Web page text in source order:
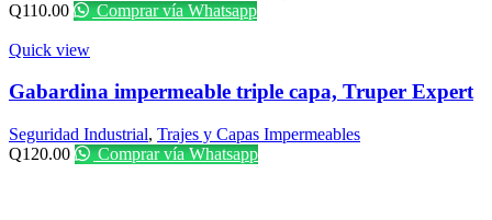
Q110.00 Comprar vía Whatsapp
Quick view
Gabardina impermeable triple capa, Truper Expert
Seguridad Industrial, Trajes y Capas Impermeables
Q120.00 Comprar vía Whatsapp